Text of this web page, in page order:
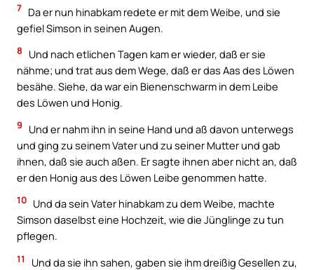
7 Da er nun hinabkam redete er mit dem Weibe, und sie
gefiel Simson in seinen Augen.
8
Und nach etlichen Tagen kam er wieder, daß er sie
nähme; und trat aus dem Wege, daß er das Aas des Löwen
besähe. Siehe, da war ein Bienenschwarm in dem Leibe
des Löwen und Honig.
9
Und er nahm ihn in seine Hand und aß davon unterwegs
und ging zu seinem Vater und zu seiner Mutter und gab
ihnen, daß sie auch aßen. Er sagte ihnen aber nicht an, daß
er den Honig aus des Löwen Leibe genommen hatte.
10 Und da sein Vater hinabkam zu dem Weibe, machte
Simson daselbst eine Hochzeit, wie die Jünglinge zu tun
pflegen.
11
Und da sie ihn sahen, gaben sie ihm dreißig Gesellen zu,